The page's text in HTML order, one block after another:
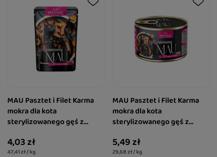
MAU Pasztet i Filet Karma
mokra dla kota
sterylizowanego gęś z
4,03 zł
47,41 zł / kg
MAU Pasztet i Filet Karma
mokra dla kota
sterylizowanego gęś z
5,49 zł
29,68 zł / kg